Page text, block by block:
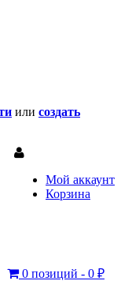
или создать
Мой аккаунт
Корзина
0 позиций - 0 ₽